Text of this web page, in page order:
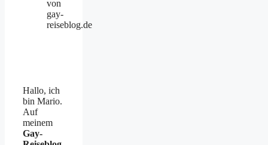
von
gay-
reiseblog.de
Hallo, ich
bin Mario.
Auf
meinem
Gay-